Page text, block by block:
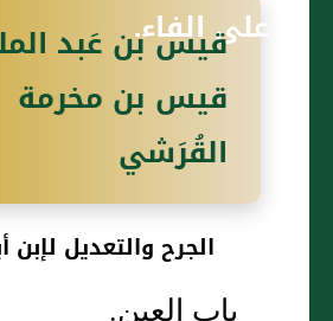
على الفاء.
قيس بن عَبد
قيس بن مخرمة
القُرَشي
الجرح والتعديل لإبن
باب العين.